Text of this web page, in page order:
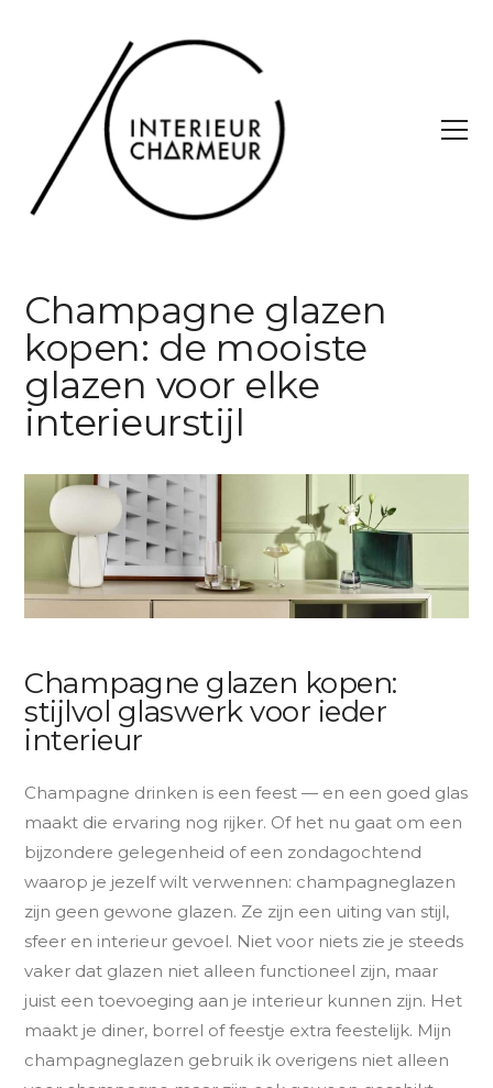
Champagne glazen
kopen: de mooiste
glazen voor elke
interieurstijl
Champagne glazen kopen:
stijlvol glaswerk voor ieder
interieur
Champagne drinken is een feest — en een goed glas
maakt die ervaring nog rijker. Of het nu gaat om een
bijzondere gelegenheid of een zondagochtend
waarop je jezelf wilt verwennen: champagneglazen
zijn geen gewone glazen. Ze zijn een uiting van stijl,
sfeer en interieur gevoel. Niet voor niets zie je steeds
vaker dat glazen niet alleen functioneel zijn, maar
juist een toevoeging aan je interieur kunnen zijn. Het
maakt je diner, borrel of feestje extra feestelijk. Mijn
champagneglazen gebruik ik overigens niet alleen